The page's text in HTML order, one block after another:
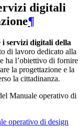
digitali
¶
servizi digitali della
di lavoro dedicato alla
ha l’obiettivo di fornire
la progettazione e la
la cittadinanza.
Manuale operativo di
operativo di design